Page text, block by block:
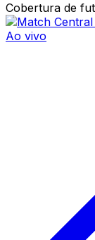
Cobertura de
Ao vivo